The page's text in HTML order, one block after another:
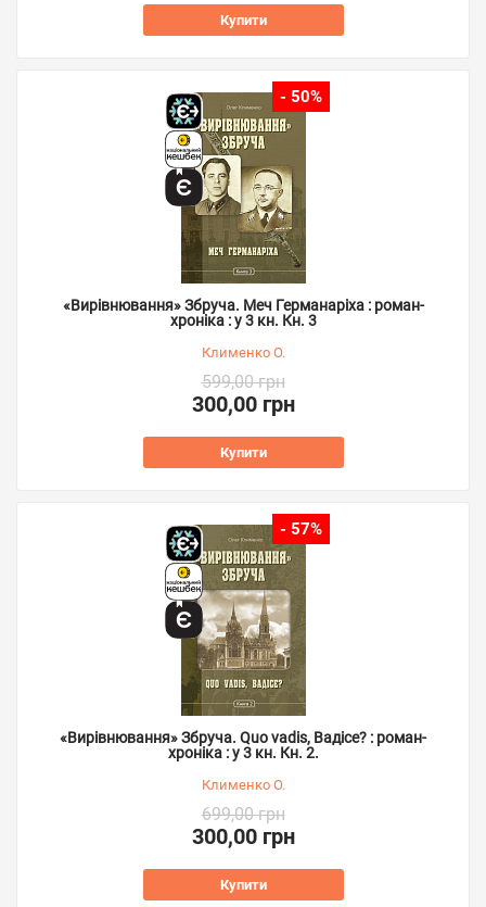
Купити
- 50%
«Вирівнювання» Збруча. Меч Германаріха : роман-
хроніка : у 3 кн. Кн. 3
Клименко О.
599,00 грн
300,00 грн
Купити
- 57%
«Вирівнювання» Збруча. Quo vadis, Вадісе? : роман-
хроніка : у 3 кн. Кн. 2.
Клименко О.
699,00 грн
300,00 грн
Купити